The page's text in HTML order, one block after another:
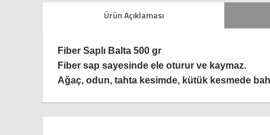
Ürün Açıklaması
Fiber Saplı Balta 500 gr
Fiber sap sayesinde ele oturur ve kaymaz.
Ağaç, odun, tahta kesimde, kütük kesmede